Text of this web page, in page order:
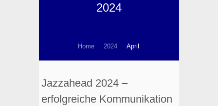
2024
Home 2024 April
Jazzahead 2024 –
erfolgreiche Kommunikation